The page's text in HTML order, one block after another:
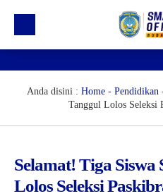
Profil
Informasi
Anda disini : Home - Pendidikan
Tanggul Lolos Seleksi
Selamat! Tiga
Lolos Seleksi